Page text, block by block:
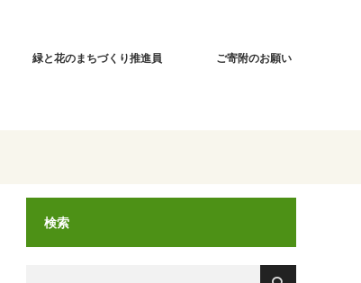
緑と花のまちづくり推進員 ご寄附のお願い
検索